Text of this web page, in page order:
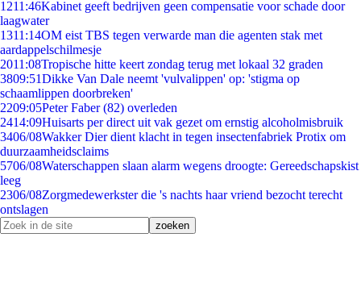
1211:46Kabinet geeft bedrijven geen compensatie voor schade door
laagwater
1311:14OM eist TBS tegen verwarde man die agenten stak met
aardappelschilmesje
2011:08Tropische hitte keert zondag terug met lokaal 32 graden
3809:51Dikke Van Dale neemt 'vulvalippen' op: 'stigma op
schaamlippen doorbreken'
2209:05Peter Faber (82) overleden
2414:09Huisarts per direct uit vak gezet om ernstig alcoholmisbruik
3406/08Wakker Dier dient klacht in tegen insectenfabriek Protix om
duurzaamheidsclaims
5706/08Waterschappen slaan alarm wegens droogte: Gereedschapskist
leeg
2306/08Zorgmedewerkster die 's nachts haar vriend bezocht terecht
ontslagen